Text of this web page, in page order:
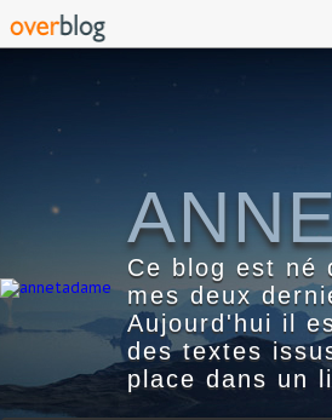
Ce blog est né
mes deux
Aujourd'hui il
des textes
place dans un